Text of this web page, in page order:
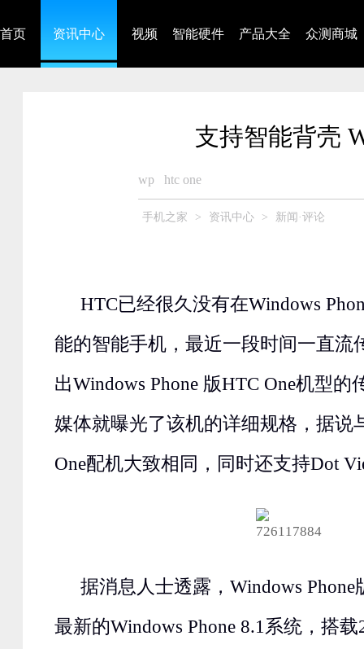
首页 资讯中心 视频 智能硬件 产品大全 众测商城
支持智能背壳
wp htc one
手机之家 > 资讯中心 > 新闻·评论
HTC已经很久没有在Windows
能的智能手机，最近一段时间一直流
出Windows Phone 版HTC One机型的
媒体就曝光了该机的详细规格，据说
One配机大致相同，同时还支持Dot
据消息人士透露，Windows Phone
最新的Windows Phone 8.1系统，搭